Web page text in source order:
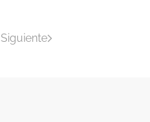
Siguiente